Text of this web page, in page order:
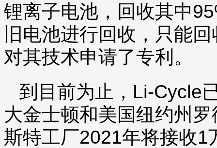
锂离子电池，回收其中
旧电池进行回收，只能
对其技术申请了专利。
到目前为止，Li-Cycle
大金士顿和美国纽约州
斯特工厂2021年将接收1